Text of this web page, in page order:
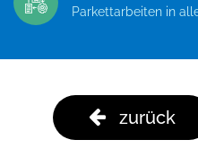
Parkettarbeiten in
zurück